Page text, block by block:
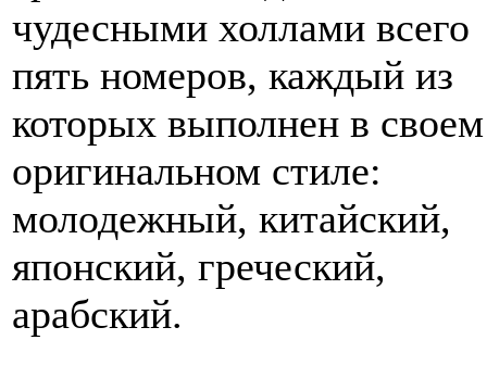
чудесными холлами всего
пять номеров, каждый из
которых выполнен в своем
оригинальном стиле:
молодежный, китайский,
японский, греческий,
арабский.